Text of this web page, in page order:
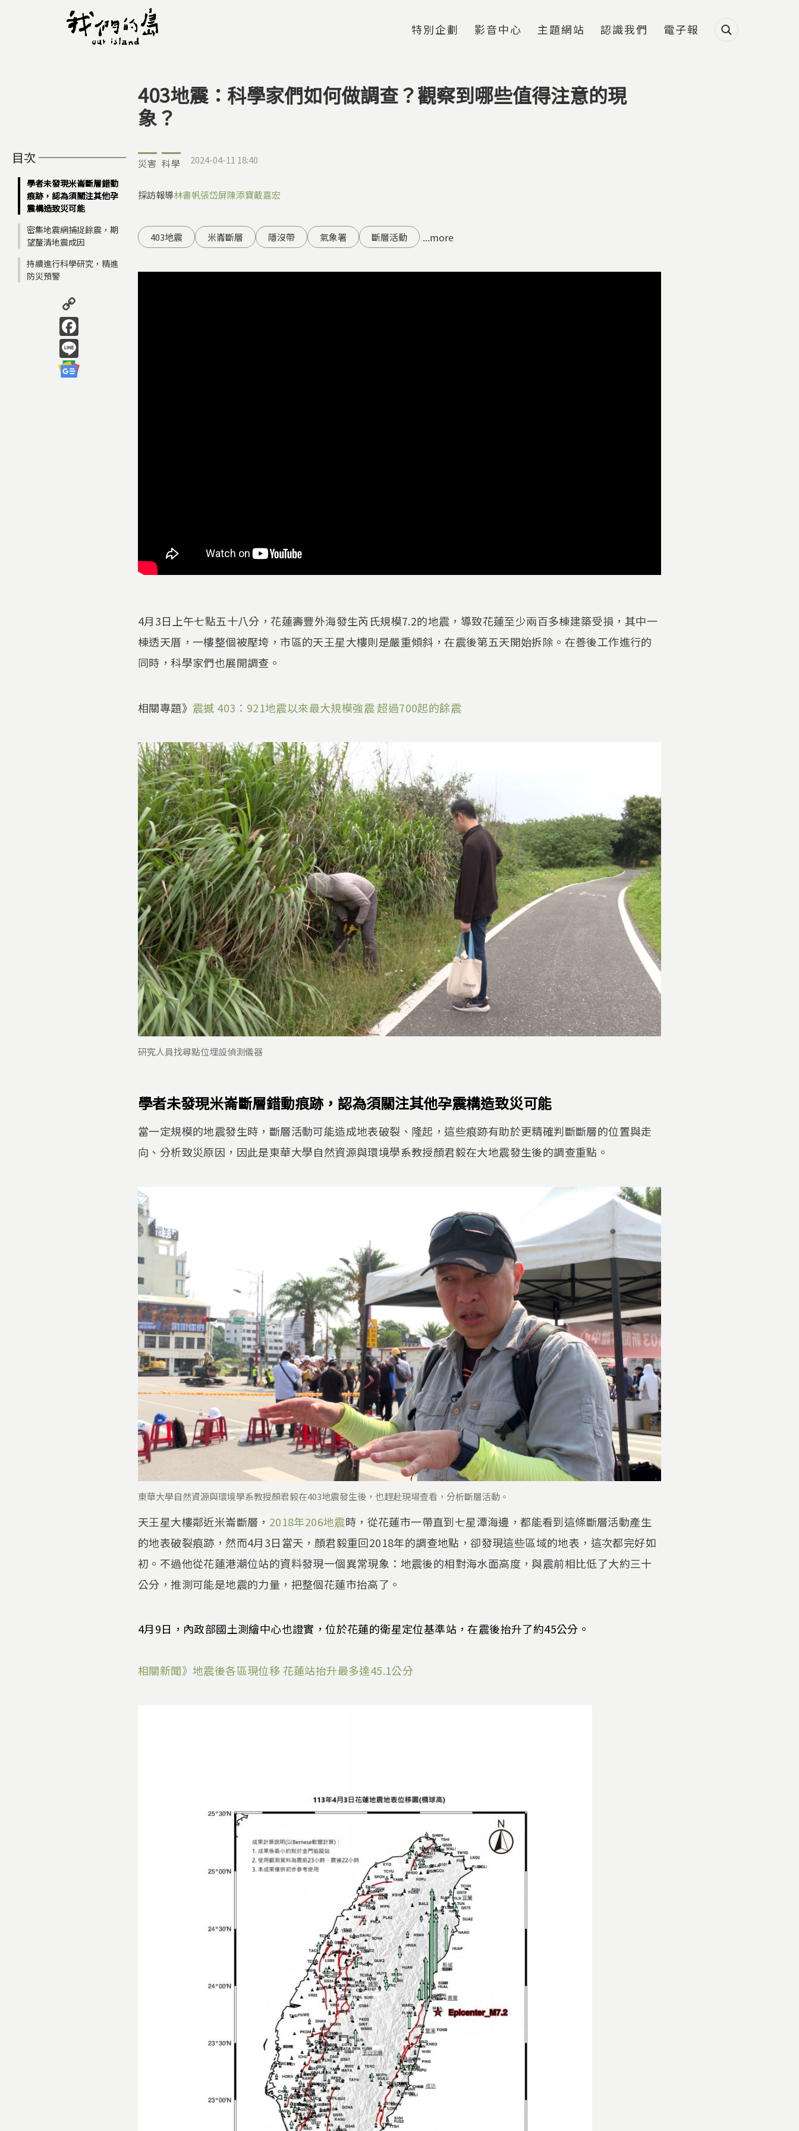
特別企劃 影音中心 主題網站 認識我們 電子報
您在這裡
403地震：科學家們如何做調查？觀察到哪些值得注意的現
象？
目次
學者未發現米崙斷層錯動
痕跡，認為須關注其他孕
震構造致災可能
密集地震網捕捉餘震，期
望釐清地震成因
持續進行科學研究，精進
防災預警
災害 科學 2024-04-11 18:40
採訪報導林書帆張岱屏陳添寶戴嘉宏
403地震 米崙斷層 隱沒帶 氣象署 斷層活動 ...more
4月3日上午七點五十八分，花蓮壽豐外海發生芮氏規模7.2的地震，導致花蓮至少兩百多棟建築受損，其中一
棟透天厝，一樓整個被壓垮，市區的天王星大樓則是嚴重傾斜，在震後第五天開始拆除。在善後工作進行的
同時，科學家們也展開調查。
相關專題》 震撼 403：921地震以來最大規模強震 超過700起的餘震
研究人員找尋點位埋設偵測儀器
學者未發現米崙斷層錯動痕跡，認為須關注其他孕震構造致災可能
當一定規模的地震發生時，斷層活動可能造成地表破裂、隆起，這些痕跡有助於更精確判斷斷層的位置與走
向、分析致災原因，因此是東華大學自然資源與環境學系教授顏君毅在大地震發生後的調查重點。
東華大學自然資源與環境學系教授顏君毅在403地震發生後，也趕赴現場查看，分析斷層活動。
天王星大樓鄰近米崙斷層， 2018年206地震時，從花蓮市一帶直到七星潭海邊，都能看到這條斷層活動產生
的地表破裂痕跡，然而4月3日當天，顏君毅重回2018年的調查地點，卻發現這些區域的地表，這次都完好如
初。不過他從花蓮港潮位站的資料發現一個異常現象：地震後的相對海水面高度，與震前相比低了大約三十
公分，推測可能是地震的力量，把整個花蓮市抬高了。
4月9日，內政部國土測繪中心也證實，位於花蓮的衛星定位基準站，在震後抬升了約45公分。
相關新聞》地震後各區現位移 花蓮站抬升最多達45.1公分